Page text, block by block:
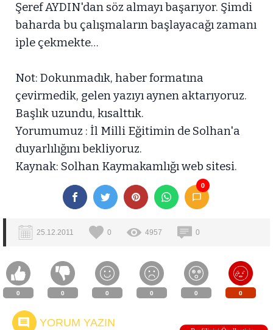
Şeref AYDIN'dan söz almayı başarıyor. Şimdi
baharda bu çalışmaların başlayacağı zamanı
iple çekmekte…
Not: Dokunmadık, haber formatına
çevirmedik, gelen yazıyı aynen aktarıyoruz.
Başlık uzundu, kısalttık.
Yorumumuz : İl Milli Eğitimin de Solhan'a
duyarlılığını bekliyoruz.
Kaynak: Solhan Kaymakamlığı web sitesi.
0
25.12.2011 0 4957 0
0 0 0 0 0 0
YORUM YAZIN